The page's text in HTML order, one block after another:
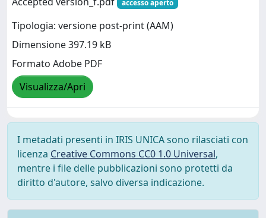
accesso aperto
Tipologia: versione post-print (AAM)
Dimensione 397.19 kB
Formato Adobe PDF
Visualizza/Apri
I metadati presenti in IRIS UNICA sono rilasciati con
licenza Creative Commons CC0 1.0 Universal,
mentre i file delle pubblicazioni sono protetti da
diritto d'autore, salvo diversa indicazione.